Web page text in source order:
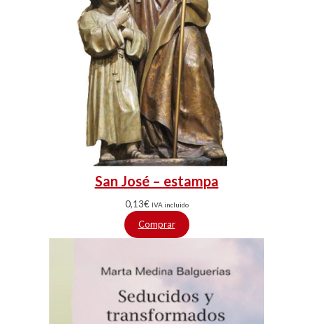
San José – estampa
0,13€ IVA incluido
Comprar